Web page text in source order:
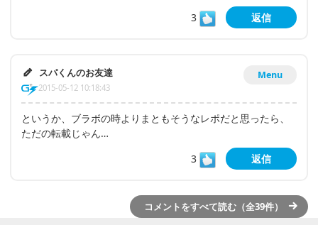
3
返信
Menu
スパくんのお友達
2015-05-12 10:18:43
というか、ブラボの時よりまともそうなレポだと思ったら、
ただの転載じゃん…
3
返信
コメントをすべて読む（全39件）